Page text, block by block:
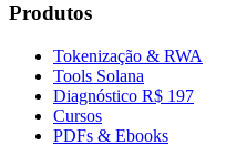
Produtos
Tokenização & RWA
Tools Solana
Diagnóstico R$ 197
Cursos
PDFs & Ebooks